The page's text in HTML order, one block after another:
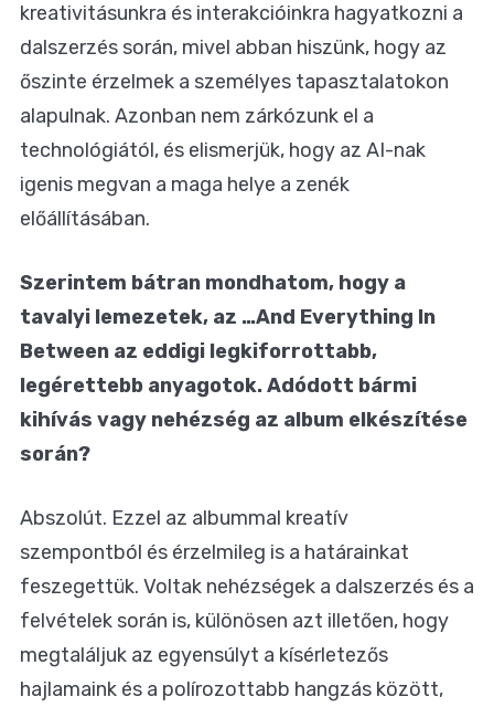
kreativitásunkra és interakcióinkra hagyatkozni a
dalszerzés során, mivel abban hiszünk, hogy az
őszinte érzelmek a személyes tapasztalatokon
alapulnak. Azonban nem zárkózunk el a
technológiától, és elismerjük, hogy az AI-nak
igenis megvan a maga helye a zenék
előállításában.
Szerintem bátran mondhatom, hogy a
tavalyi lemezetek, az …And Everything In
Between az eddigi legkiforrottabb,
legérettebb anyagotok. Adódott bármi
kihívás vagy nehézség az album elkészítése
során?
Abszolút. Ezzel az albummal kreatív
szempontból és érzelmileg is a határainkat
feszegettük. Voltak nehézségek a dalszerzés és a
felvételek során is, különösen azt illetően, hogy
megtaláljuk az egyensúlyt a kísérletezős
hajlamaink és a polírozottabb hangzás között,